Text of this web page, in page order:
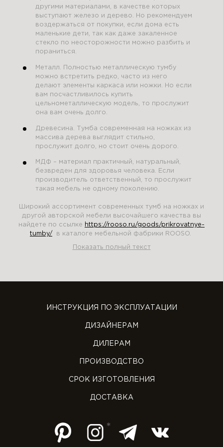
другими материалами, в качестве которых
выступают железо и дерево. Но рекомендуем
воздержаться от покупки, если дома есть
маленькие дети, так как даже закаленное
стекло по неосторожности можно разбить и
пораниться.
Металл. Полностью металлическую тумбу
можно встретить редко, часто из него
делают элементы каркаса или ножки. Но если
вам посчастливилось купить
цельнометаллическую модель, то прослужит
она вам очень долго.
Древесина. Тумба современная на ножках из
массива дерева выглядит стильно,
прослужит долго, но стоит очень дорого.
МДФ – материал практичный, натуральный,
безвреден для здоровья человека. Если
производитель ответственный, то прослужит
такая мебель не одному поколению.
Широкий ассортимент современных тумб на ножках и
другой авторской мебели высочайшего качества вы
найдете по ссылке
https://rooso.ru/goods/prikrovatnye-
tumby/ в каталоге мебельной фабрики ROOSO.
Показать полный текст
ИНСТРУКЦИЯ ПО ЭКСПЛУАТАЦИИ
ДИЗАЙНЕРАМ
ДИЛЕРАМ
ПРОИЗВОДСТВО
СРОК ИЗГОТОВЛЕНИЯ
ДОСТАВКА